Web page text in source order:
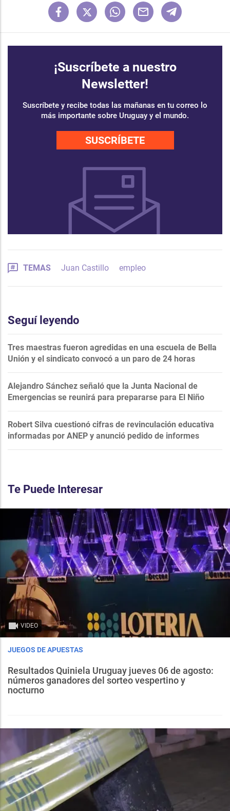
¡Suscríbete a nuestro
Newsletter!
Suscríbete y recibe todas las mañanas en tu correo lo
más importante sobre Uruguay y el mundo.
SUSCRÍBETE
TEMAS Juan Castillo empleo
Seguí leyendo
Tres maestras fueron agredidas en una escuela de Bella
Unión y el sindicato convocó a un paro de 24 horas
Alejandro Sánchez señaló que la Junta Nacional de
Emergencias se reunirá para prepararse para El Niño
Robert Silva cuestionó cifras de revinculación educativa
informadas por ANEP y anunció pedido de informes
Te Puede Interesar
VIDEO
JUEGOS DE APUESTAS
Resultados Quiniela Uruguay jueves 06 de agosto:
números ganadores del sorteo vespertino y
nocturno